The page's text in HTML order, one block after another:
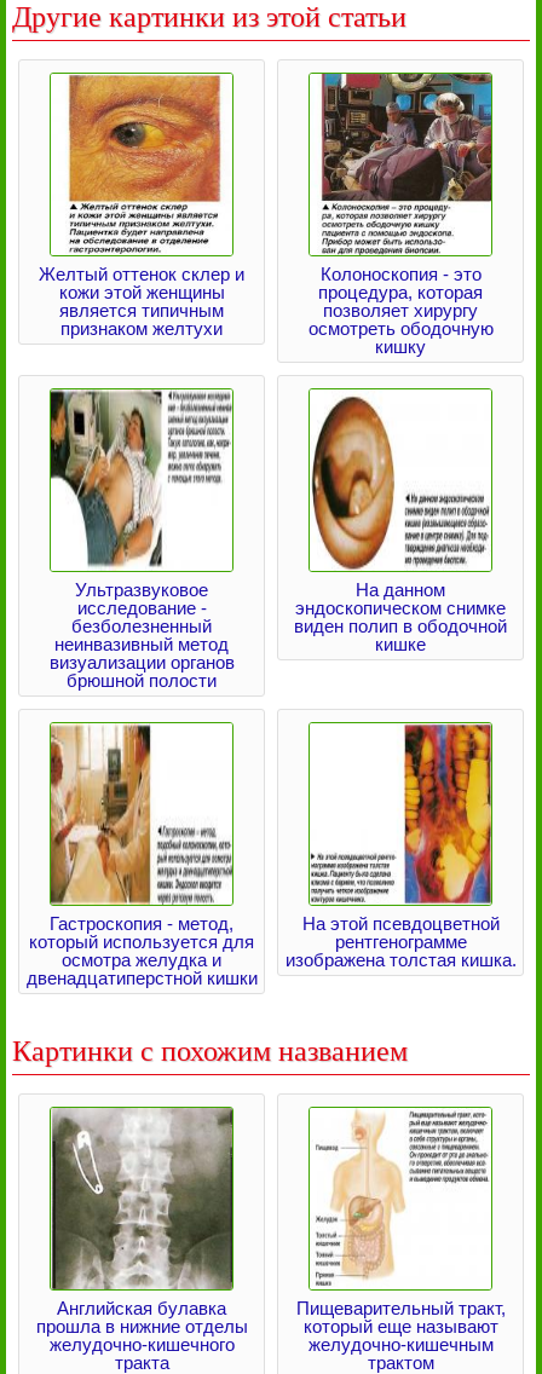
Другие картинки из этой статьи
Желтый оттенок склер и
кожи этой женщины
является типичным
признаком желтухи
Колоноскопия - это
процедура, которая
позволяет хирургу
осмотреть ободочную
кишку
Ультразвуковое
исследование -
безболезненный
неинвазивный метод
визуализации органов
брюшной полости
На данном
эндоскопическом снимке
виден полип в ободочной
кишке
Гастроскопия - метод,
который используется для
осмотра желудка и
двенадцатиперстной кишки
На этой псевдоцветной
рентгенограмме
изображена толстая кишка.
Картинки с похожим названием
Английская булавка
прошла в нижние отделы
желудочно-кишечного
тракта
Пищеварительный тракт,
который еще называют
желудочно-кишечным
трактом